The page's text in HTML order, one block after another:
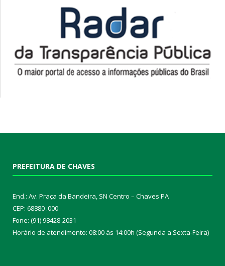
PREFEITURA DE CHAVES
End.: Av. Praça da Bandeira, SN Centro – Chaves PA
CEP: 68880 .000
Fone: (91) 98428-2031
Horário de atendimento: 08:00 às 14:00h (Segunda a Sexta-Feira)